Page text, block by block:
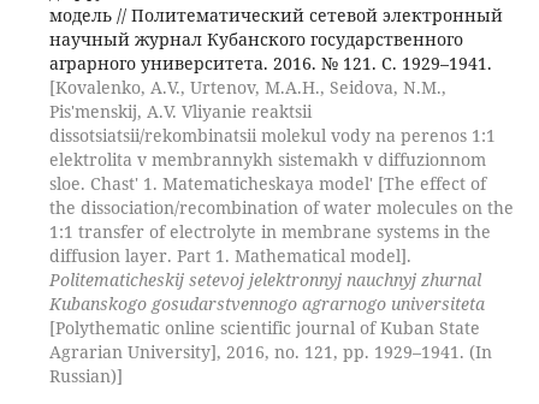
модель // Политематический сетевой электронный
научный журнал Кубанского государственного
аграрного университета. 2016. № 121. С. 1929–1941.
[Kovalenko, A.V., Urtenov, M.A.H., Seidova, N.M.,
Pis'menskij, A.V. Vliyanie reaktsii
dissotsiatsii/rekombinatsii molekul vody na perenos 1:1
elektrolita v membrannykh sistemakh v diffuzionnom
sloe. Chast' 1. Matematicheskaya model' [The effect of
the dissociation/recombination of water molecules on the
1:1 transfer of electrolyte in membrane systems in the
diffusion layer. Part 1. Mathematical model].
Politematicheskij setevoj jelektronnyj nauchnyj zhurnal
Kubanskogo gosudarstvennogo agrarnogo universiteta
[Polythematic online scientific journal of Kuban State
Agrarian University], 2016, no. 121, pp. 1929–1941. (In
Russian)]